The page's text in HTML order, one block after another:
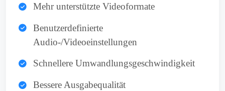
Mehr unterstützte Videoformate
Benutzerdefinierte
Audio-/Videoeinstellungen
Schnellere Umwandlungsgeschwindigkeit
Bessere Ausgabequalität